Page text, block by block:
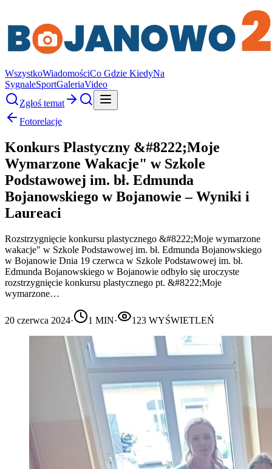
WszystkoWiadomościCo Gdzie KiedyNa
SygnaleSportGaleriaVideo
Zgłoś temat
Fotorelacje
Konkurs Plastyczny &#8222;Moje
Wymarzone Wakacje" w Szkole
Podstawowej im. bł. Edmunda
Bojanowskiego w Bojanowie – Wyniki i
Laureaci
Rozstrzygnięcie konkursu plastycznego &#8222;Moje wymarzone
wakacje" w Szkole Podstawowej im. bł. Edmunda Bojanowskiego
w Bojanowie Dnia 19 czerwca w Szkole Podstawowej im. bł.
Edmunda Bojanowskiego w Bojanowie odbyło się uroczyste
rozstrzygnięcie konkursu plastycznego pt. &#8222;Moje
wymarzone…
20 czerwca 2024· 1 MIN· 123 WYŚWIETLEŃ